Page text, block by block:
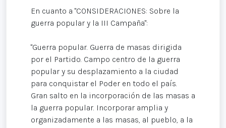
En cuanto a "CONSIDERACIONES: Sobre la
guerra popular y la III Campaña":
"Guerra popular. Guerra de masas dirigida
por el Partido. Campo centro de la guerra
popular y su desplazamiento a la ciudad
para conquistar el Poder en todo el país.
Gran salto en la incorporación de las masas a
la guerra popular. Incorporar amplia y
organizadamente a las masas, al pueblo, a la